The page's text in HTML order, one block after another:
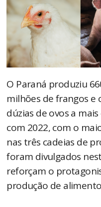
O Paraná produziu
milhões de frangos e
dúzias de ovos a
com 2022, com o
nas três cadeias de
foram divulgados
reforçam o
produção de